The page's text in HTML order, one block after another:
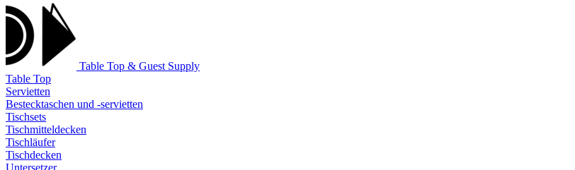
Table Top & Guest Supply
Table Top
Servietten
Bestecktaschen und -servietten
Tischsets
Tischmitteldecken
Tischläufer
Tischdecken